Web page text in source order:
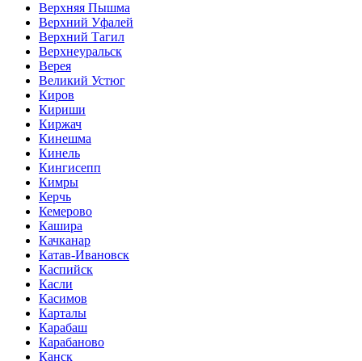
Верхняя Пышма
Верхний Уфалей
Верхний Тагил
Верхнеуральск
Верея
Великий Устюг
Киров
Кириши
Киржач
Кинешма
Кинель
Кингисепп
Кимры
Керчь
Кемерово
Кашира
Качканар
Катав-Ивановск
Каспийск
Касли
Касимов
Карталы
Карабаш
Карабаново
Канск